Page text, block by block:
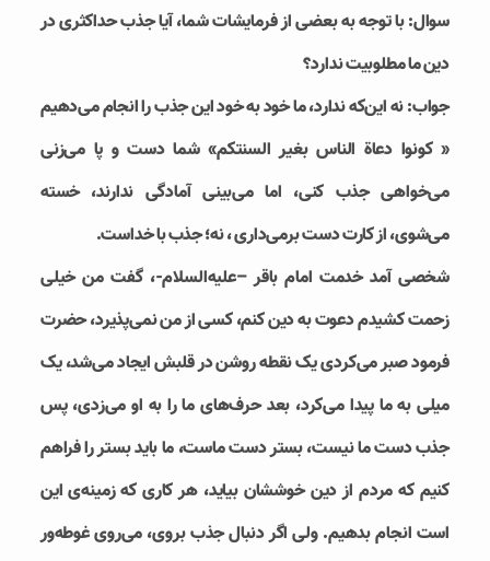
سوال: با توجه به بعضی از فرمایشات شما، آیا جذب حداکثری در
دین ما مطلوبیت ندارد؟
جواب: نه این‌که ندارد، ما خود به خود این جذب را انجام می‌دهیم
« کونوا دعاة الناس بغیر السنتکم» شما دست و پا می‌زنی
می‌خواهی جذب کنی، اما می‌بینی آمادگی ندارند، خسته
می‌شوی، از کارت دست برمی‌داری ، نه؛ جذب با خداست.
شخصی آمد خدمت امام باقر –علیه‌السلام-، گفت من خیلی
زحمت کشیدم دعوت به دین کنم، کسی از من نمی‌پذیرد، حضرت
فرمود صبر می‌کردی یک نقطه روشن در قلبش ایجاد می‌شد، یک
میلی به ما پیدا می‌کرد، بعد حرف‌های ما را به او می‌زدی، پس
جذب دست ما نیست، بستر دست ماست، ما باید بستر را فراهم
کنیم که مردم از دین خوششان بیاید، هر کاری که زمینه‌ی این
است انجام بدهیم. ولی اگر دنبال جذب بروی، می‌روی غوطه‌ور